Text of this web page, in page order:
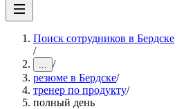
Поиск сотрудников в Бердске
/
... /
резюме в Бердске/
тренер по продукту/
полный день